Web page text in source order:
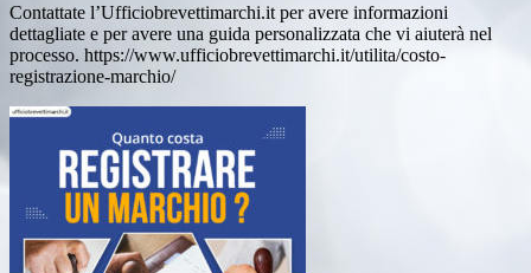
Contattate l’Ufficiobrevettimarchi.it per avere informazioni
dettagliate e per avere una guida personalizzata che vi aiuterà nel
processo. https://www.ufficiobrevettimarchi.it/utilita/costo-
registrazione-marchio/